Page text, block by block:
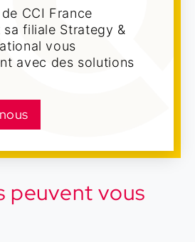
CCI France
sa filiale Strategy &
vous
avec des solutions
peuvent vous